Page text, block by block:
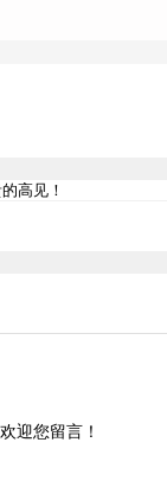
迎您留言！